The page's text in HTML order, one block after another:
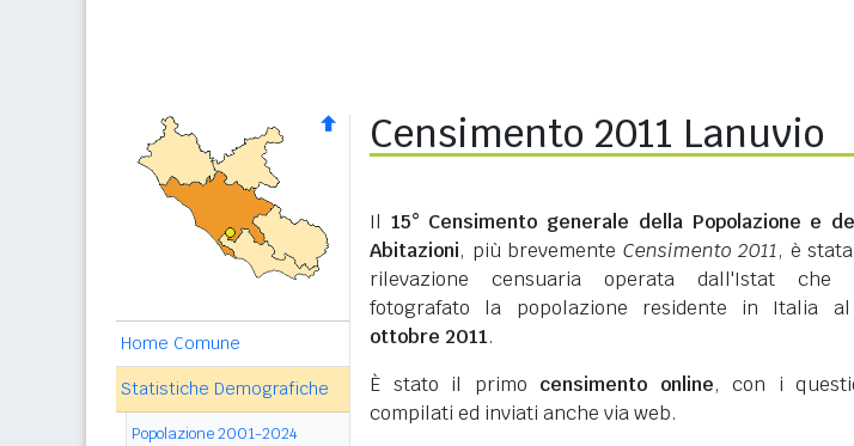
Home Comune
Statistiche Demografiche
Popolazione 2001-2024
Censimento 2011 Lanuvio
Il 15° Censimento generale della Popolazione e
Abitazioni, più brevemente Censimento 2011, è
rilevazione censuaria operata dall'Istat che
fotografato la popolazione residente in Italia al
ottobre 2011.
È stato il primo censimento online, con i
compilati ed inviati anche via web.